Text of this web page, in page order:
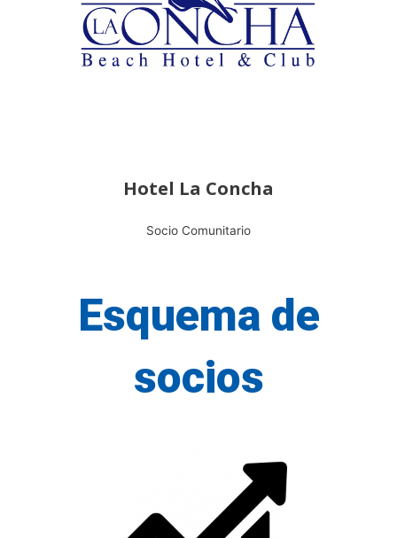
Hotel La Concha
Socio Comunitario
Esquema de
socios